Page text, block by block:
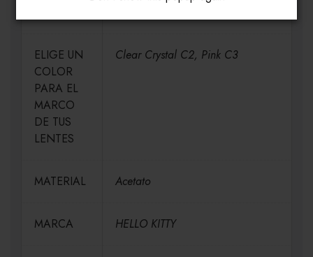
ELIGE UN
COLOR
PARA EL
MARCO
DE TUS
LENTES
Clear Crystal C2, Pink C3
MATERIAL Acetato
MARCA HELLO KITTY